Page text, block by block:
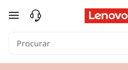
Tsaltar para o conteúdo principal